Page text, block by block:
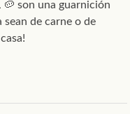
🥔 son una guarnición
de carne o de